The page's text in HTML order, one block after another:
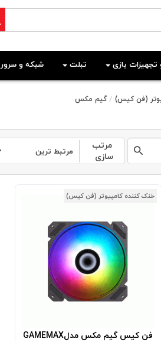
بازی تبلت شبکه و سرور
(فن کیس) گیم مکس
مرتب
سازی
مرتبط ترین
خنک کننده کامپیوتر (فن کیس)
فن کیس گیم مکس مدلGAMEMAX